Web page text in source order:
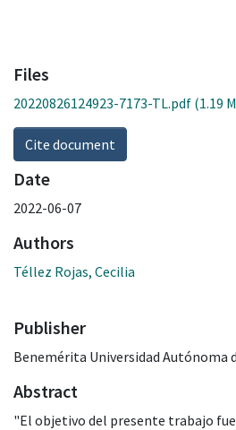
Files
20220826124923-7173-TL.pdf (1.19
Cite document
Date
2022-06-07
Authors
Téllez Rojas, Cecilia
Publisher
Benemérita Universidad Autónoma
Abstract
"El objetivo del presente trabajo